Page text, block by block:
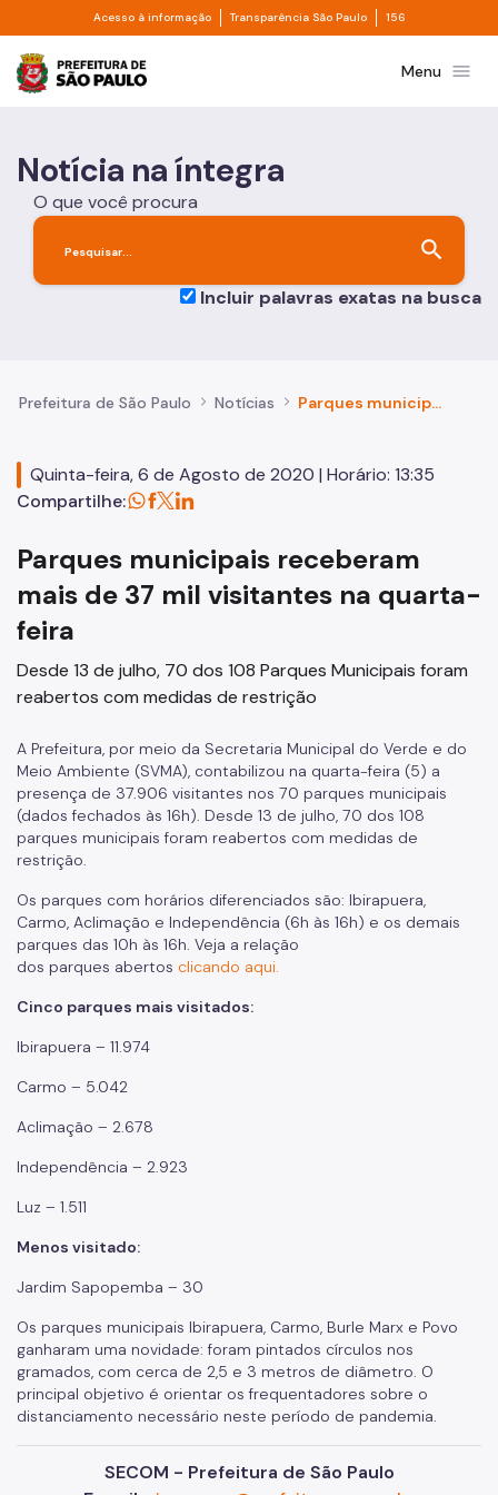
Pular para o Conteúdo principal
Acesso à informação Divisor de acesso à informação
Transparência São Paulo Divisor de
156
Prefeitura de São PauloMenu menu
Notícia na íntegra
O que você procura
search
Incluir palavras exatas na busca
Prefeitura de São Paulo Notícias Parques municipais receberam mais de 37 mil visitantes na quarta-feira
Quinta-feira, 6 de Agosto de 2020 | Horário: 13:35
Compartilhe:
Parques municipais receberam
mais de 37 mil visitantes na quarta-
feira
Desde 13 de julho, 70 dos 108 Parques Municipais foram
reabertos com medidas de restrição
A Prefeitura, por meio da Secretaria Municipal do Verde e do
Meio Ambiente (SVMA), contabilizou na quarta-feira (5) a
presença de 37.906 visitantes nos 70 parques municipais
(dados fechados às 16h). Desde 13 de julho, 70 dos 108
parques municipais foram reabertos com medidas de
restrição.
Os parques com horários diferenciados são: Ibirapuera,
Carmo, Aclimação e Independência (6h às 16h) e os demais
parques das 10h às 16h. Veja a relação
dos parques abertos clicando aqui.
Cinco parques mais visitados:
Ibirapuera – 11.974
Carmo – 5.042
Aclimação – 2.678
Independência – 2.923
Luz – 1.511
Menos visitado:
Jardim Sapopemba – 30
Os parques municipais Ibirapuera, Carmo, Burle Marx e Povo
ganharam uma novidade: foram pintados círculos nos
gramados, com cerca de 2,5 e 3 metros de diâmetro. O
principal objetivo é orientar os frequentadores sobre o
distanciamento necessário neste período de pandemia.
SECOM - Prefeitura de São Paulo